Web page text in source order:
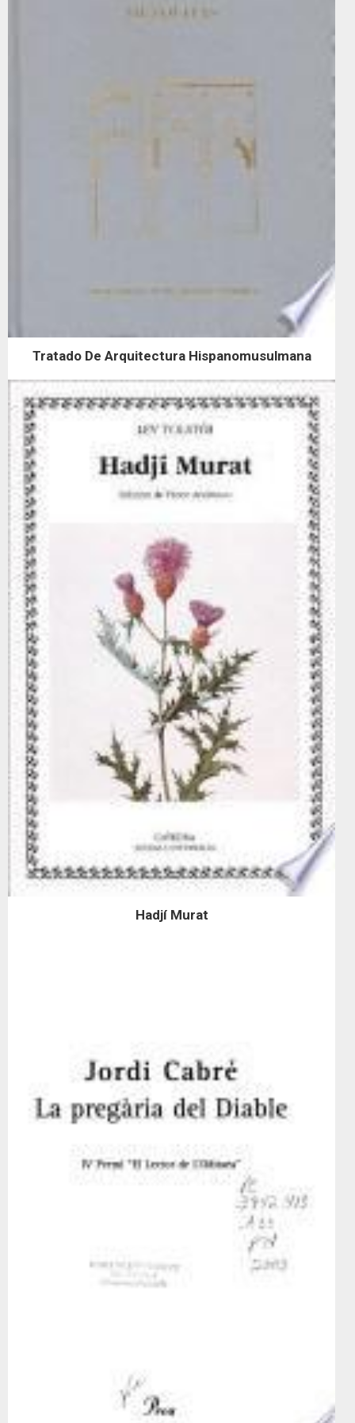
Tratado De Arquitectura Hispanomusulmana
Hadjí Murat